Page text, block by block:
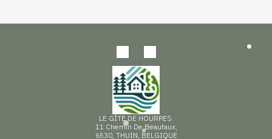
LE GÎTE DE HOURPES
11 Chemin De Beaufaux,
6530, THUIN, BELGIQUE